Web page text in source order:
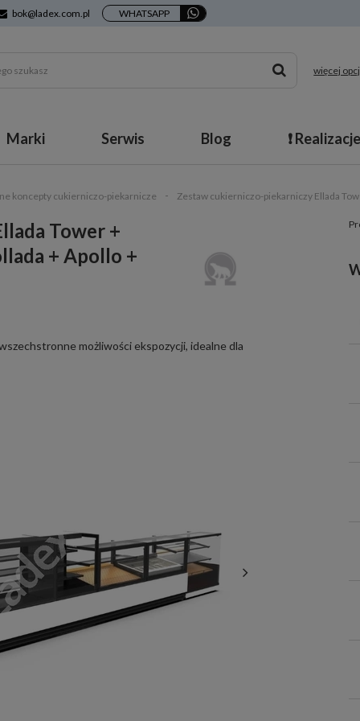
bok@ladex.com.pl WHATSAPP
więcej
Marki Serwis Blog ❗ Realizacje
koncepty cukierniczo-piekarnicze Zestaw cukierniczo-piekarniczy Ellada
Tower +
+ Apollo +
możliwości ekspozycji, idealne dla